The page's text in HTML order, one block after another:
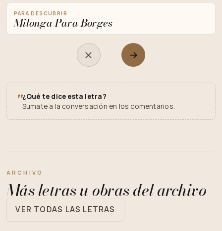
PARA DESCUBRIR
Milonga Para Borges
"¿Qué te dice esta letra?
Sumate a la conversación en los comentarios.
ARCHIVO
Más letras u obras del archivo
VER TODAS LAS LETRAS